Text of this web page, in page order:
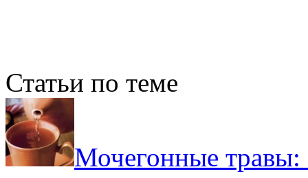
Статьи по теме
Мочегонные травы: